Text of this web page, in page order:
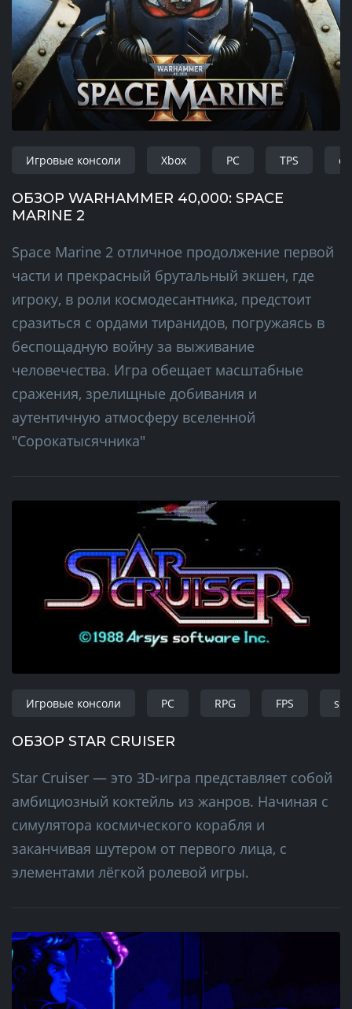
Игровые консоли Xbox PC TPS
ОБЗОР WARHAMMER 40,000: SPACE
MARINE 2
Space Marine 2 отличное продолжение первой
части и прекрасный брутальный экшен, где
игроку, в роли космодесантника, предстоит
сразиться с ордами тиранидов, погружаясь в
беспощадную войну за выживание
человечества. Игра обещает масштабные
сражения, зрелищные добивания и
аутентичную атмосферу вселенной
"Сорокатысячника"
Игровые консоли PC RPG FPS
ОБЗОР STAR CRUISER
Star Cruiser — это 3D-игра представляет собой
амбициозный коктейль из жанров. Начиная с
симулятора космического корабля и
заканчивая шутером от первого лица, с
элементами лёгкой ролевой игры.